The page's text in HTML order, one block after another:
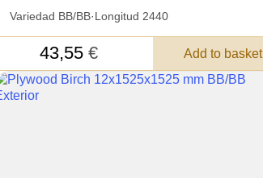
Variedad BB/BB·Longitud 2440
43,55 € Add to basket